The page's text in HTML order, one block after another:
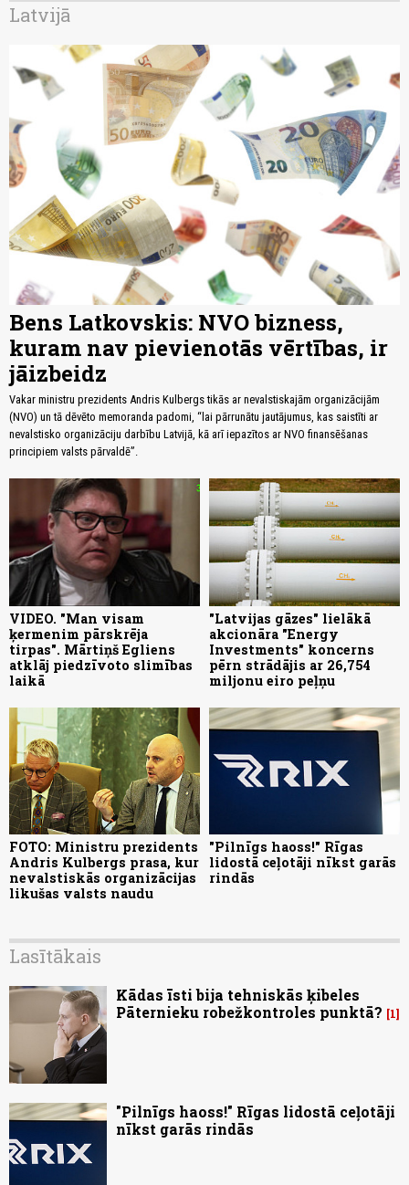
Latvijā
Bens Latkovskis: NVO bizness,
kuram nav pievienotās vērtības, ir
jāizbeidz
Vakar ministru prezidents Andris Kulbergs tikās ar nevalstiskajām organizācijām
(NVO) un tā dēvēto memoranda padomi, “lai pārrunātu jautājumus, kas saistīti ar
nevalstisko organizāciju darbību Latvijā, kā arī iepazītos ar NVO finansēšanas
principiem valsts pārvaldē”.
VIDEO. "Man visam
ķermenim pārskrēja
tirpas". Mārtiņš Egliens
atklāj piedzīvoto slimības
laikā
"Latvijas gāzes" lielākā
akcionāra "Energy
Investments" koncerns
pērn strādājis ar 26,754
miljonu eiro peļņu
FOTO: Ministru prezidents
Andris Kulbergs prasa, kur
nevalstiskās organizācijas
likušas valsts naudu
"Pilnīgs haoss!" Rīgas
lidostā ceļotāji nīkst garās
rindās
Lasītākais
Kādas īsti bija tehniskās ķibeles
Pāternieku robežkontroles punktā?
1
"Pilnīgs haoss!" Rīgas lidostā ceļotāji
nīkst garās rindās